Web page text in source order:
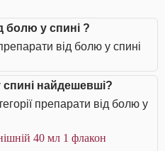
болю у спині ?
від болю у спині
найдешевші?
препарати від болю у
40 мл 1 флакон